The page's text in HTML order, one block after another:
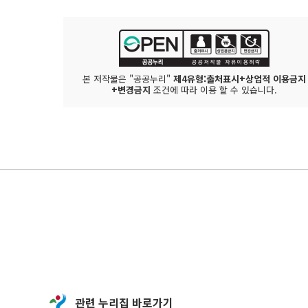
본 저작물은 "공공누리" 제4유형:출처표시+상업적 이용금지
+변경금지 조건에 따라 이용 할 수 있습니다.
관련 누리집 바로가기